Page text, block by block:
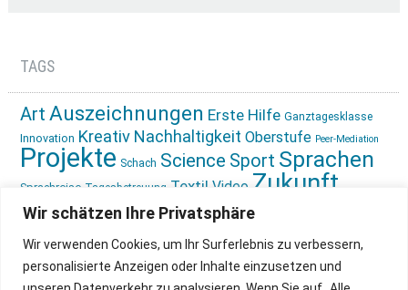
Wir schätzen Ihre Privatsphäre
Wir verwenden Cookies, um Ihr Surferlebnis zu verbessern,
personalisierte Anzeigen oder Inhalte einzusetzen und
TAGS
Art Auszeichnungen Erste Hilfe Ganztagesklasse
Innovation Kreativ Nachhaltigkeit Oberstufe Peer-Mediation
Projekte Schach Science Sport Sprachen
Sprachreise Tagesbetreuung Textil Video Zukunft
gestalten Ökologie